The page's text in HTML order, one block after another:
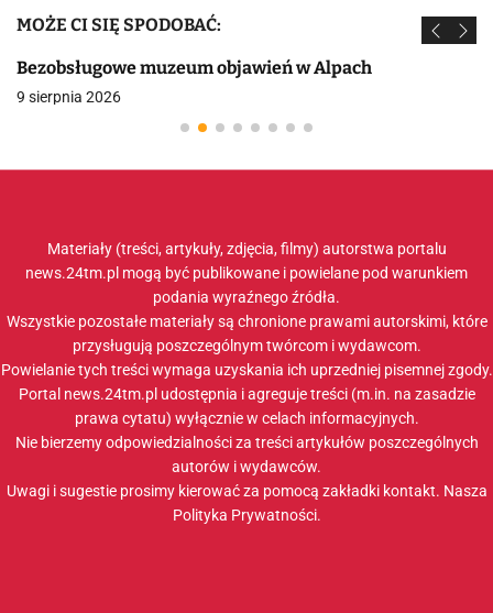
MOŻE CI SIĘ SPODOBAĆ:
Bezobsługowe muzeum objawień w Alpach
9 sierpnia 2026
Materiały (treści, artykuły, zdjęcia, filmy) autorstwa portalu
news.24tm.pl mogą być publikowane i powielane pod warunkiem
podania wyraźnego źródła.
Wszystkie pozostałe materiały są chronione prawami autorskimi, które
przysługują poszczególnym twórcom i wydawcom.
Powielanie tych treści wymaga uzyskania ich uprzedniej pisemnej zgody.
Portal news.24tm.pl udostępnia i agreguje treści (m.in. na zasadzie
prawa cytatu) wyłącznie w celach informacyjnych.
Nie bierzemy odpowiedzialności za treści artykułów poszczególnych
autorów i wydawców.
Uwagi i sugestie prosimy kierować za pomocą zakładki kontakt. Nasza
Polityka Prywatności.